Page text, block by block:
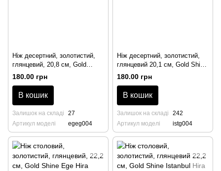
Ніж десертний, золотистий,
глянцевий, 20,8 см, Gold
Shine Ege Hira
180.00 грн
В кошик
Залишок на складі
27
Артикул моделі
egeg004
Ніж десертний, золотистий,
глянцевий 20,1 см, Gold Shine
Istanbul Hira
180.00 грн
В кошик
Залишок на складі
242
Артикул моделі
istg004